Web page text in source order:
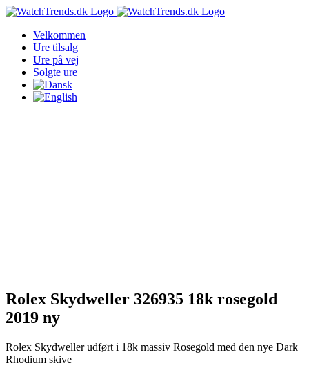
Skip
contentVelkommen
Ure tilsalg
Ure på vej
Solgte ure
Rolex Skydweller 326935 18k rosegold
2019 ny
Rolex Skydweller udført i 18k massiv Rosegold med den nye Dark
Rhodium skive